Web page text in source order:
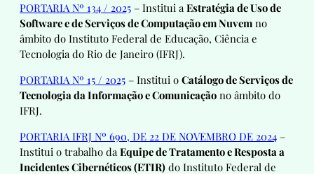
PORTARIA Nº 134 / 2025 – Institui aEstratégia de Uso de
Software e de Serviços de Computação em Nuvem no
âmbito do Instituto Federal de Educação, Ciência e
Tecnologia do Rio de Janeiro (IFRJ).
PORTARIA Nº 15 / 2025 – Institui o Catálogo de Serviços de
Tecnologia da Informação e Comunicação no âmbito do
IFRJ.
PORTARIA IFRJ Nº 690, DE 22 DE NOVEMBRO DE 2024 –
Institui o trabalho daEquipe de Tratamento e Resposta a
Incidentes Cibernéticos (ETIR) do Instituto Federal de